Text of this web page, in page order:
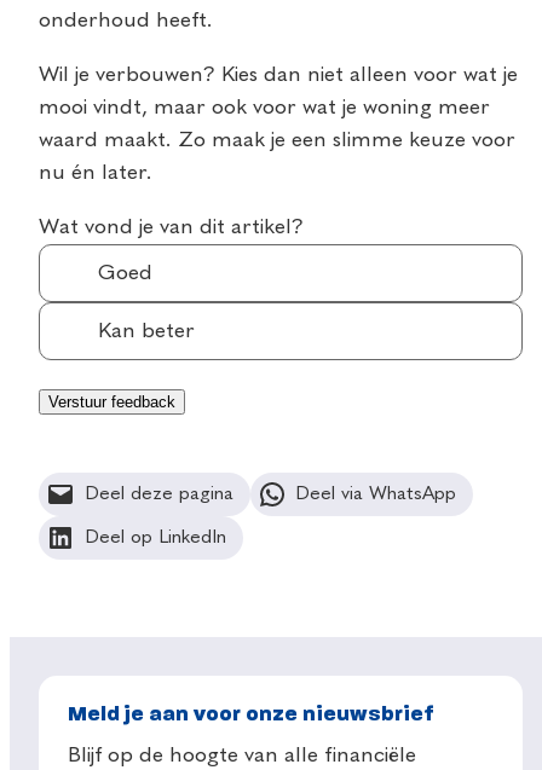
onderhoud heeft.
Wil je verbouwen? Kies dan niet alleen voor wat je
mooi vindt, maar ook voor wat je woning meer
waard maakt. Zo maak je een slimme keuze voor
nu én later.
Wat vond je van dit artikel?
Goed
Kan beter
Deel deze pagina Deel via WhatsApp
Deel op LinkedIn
Meld je aan voor onze nieuwsbrief
Blijf op de hoogte van alle financiële